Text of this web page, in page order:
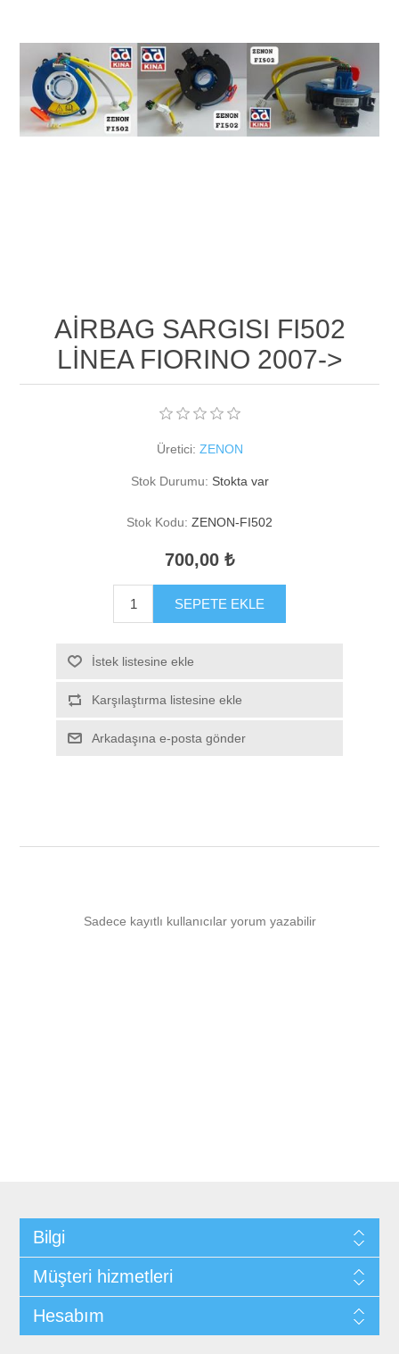
AİRBAG SARGISI FI502
LİNEA FIORINO 2007->
Üretici: ZENON
Stok Durumu: Stokta var
Stok Kodu: ZENON-FI502
700,00 ₺
SEPETE EKLE
İstek listesine ekle
Karşılaştırma listesine ekle
Arkadaşına e-posta gönder
Sadece kayıtlı kullanıcılar yorum yazabilir
Bilgi
Müşteri hizmetleri
Hesabım